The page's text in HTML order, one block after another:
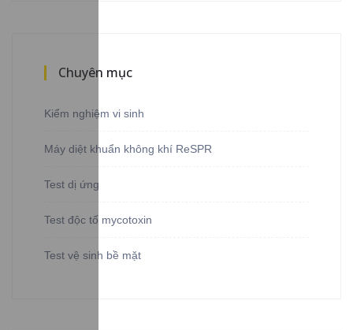
Chuyên mục
Kiểm nghiệm vi sinh
Máy diệt khuẩn không khí ReSPR
Test dị ứng
Test độc tố mycotoxin
Test vệ sinh bề mặt